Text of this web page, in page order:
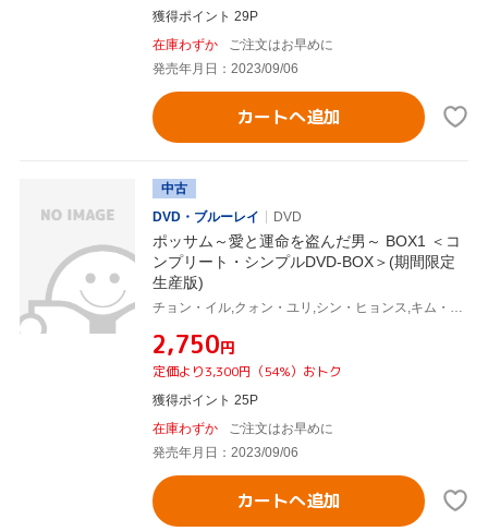
獲得ポイント 29P
在庫わずか
ご注文はお早めに
発売年月日：2023/09/06
カートへ追加
中古
DVD・ブルーレイ
DVD
ポッサム～愛と運命を盗んだ男～ BOX1 ＜コ
ンプリート・シンプルDVD-BOX＞(期間限定
生産版)
¥2,750円
定価より3,300円（54%）おトク
獲得ポイント 25P
在庫わずか
ご注文はお早めに
発売年月日：2023/09/06
カートへ追加